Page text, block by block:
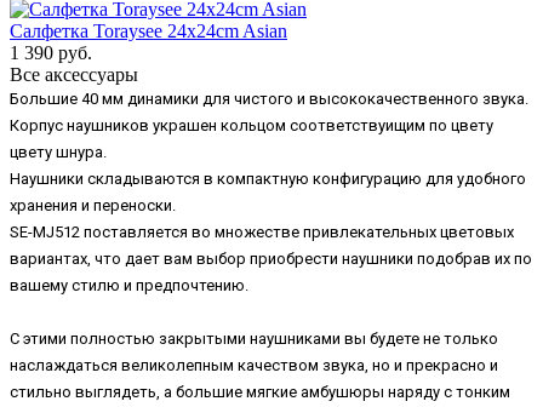
Салфетка Toraysee 24x24cm Asian
1 390 руб.
Все аксессуары
Большие 40 мм динамики для чистого и высококачественного звука.
Корпус наушников украшен кольцом соответствуищим по цвету
цвету шнура.
Наушники складываются в компактную конфигурацию для удобного
хранения и переноски.
SE-MJ512 поставляется во множестве привлекательных цветовых
вариантах, что дает вам выбор приобрести наушники подобрав их по
вашему стилю и предпочтению.
С этими полностью закрытыми наушниками вы будете не только
наслаждаться великолепным качеством звука, но и прекрасно и
стильно выглядеть, а большие мягкие амбушюры наряду с тонким